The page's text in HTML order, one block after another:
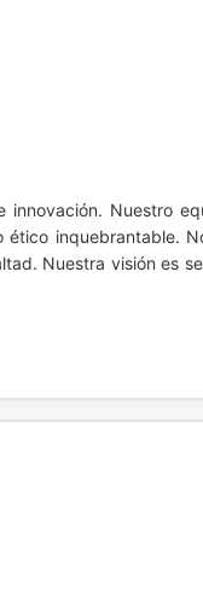
Nuestro
inquebrantable.
Nuestra visión es